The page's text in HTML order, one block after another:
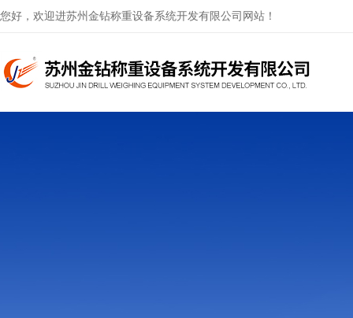
您好，欢迎进苏州金钻称重设备系统开发有限公司网站！